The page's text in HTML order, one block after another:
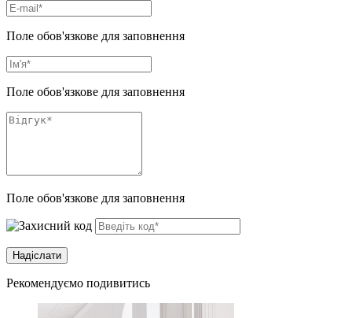
Поле обов'язкове для заповнення
Поле обов'язкове для заповнення
Поле обов'язкове для заповнення
Рекомендуємо подивитись